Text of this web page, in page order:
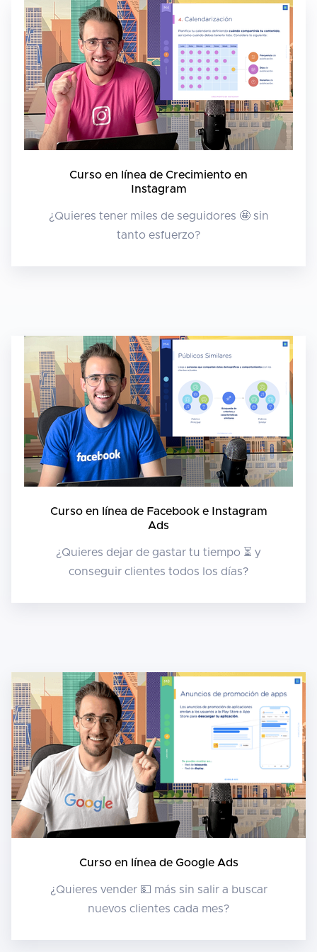
Curso en línea de Crecimiento en
Instagram
¿Quieres tener miles de seguidores 🤩 sin
tanto esfuerzo?
Curso en línea de Facebook e Instagram
Ads
¿Quieres dejar de gastar tu tiempo ⏳ y
conseguir clientes todos los días?
Curso en línea de Google Ads
¿Quieres vender 💵 más sin salir a buscar
nuevos clientes cada mes?